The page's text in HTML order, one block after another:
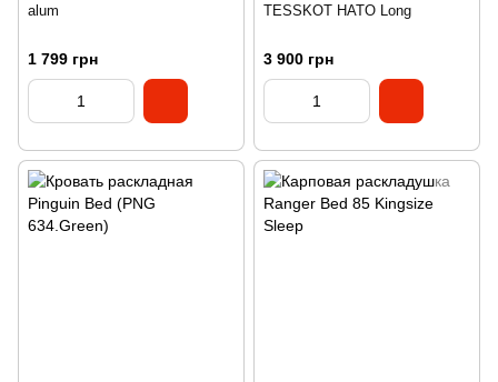
alum
1 799 грн
ТЕSSKOT HATO Long
3 900 грн